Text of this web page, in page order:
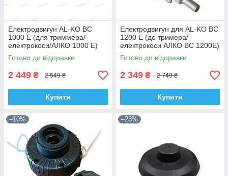
Електродвигун AL-KO BC
1000 E (для триммера/
електрокоси/АЛКО 1000 Е)
Готово до відправки
2 449 ₴ 2 549 ₴
Купити
Електродвигун для AL-KO BC
1200 E (до тримера/
електрокоси АЛКО ВС 1200Е)
Готово до відправки
2 349 ₴ 2 749 ₴
Купити
–10% –23%